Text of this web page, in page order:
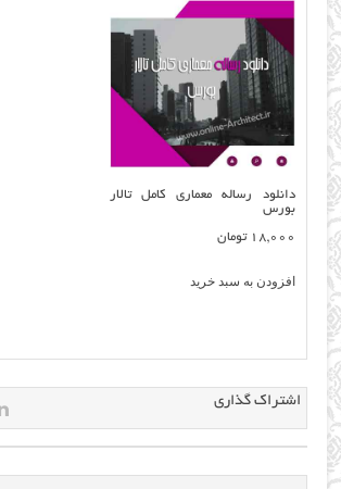
دانلود رساله معماری کامل تالار
بورس
18,000 تومان
افزودن به سبد خرید
اشتراک گذاری